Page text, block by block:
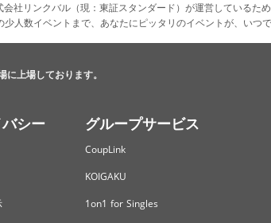
社リンクバル（現：東証スタンダード）が運営しているた
人数イベントまで、あなたにピッタリのイベントが、いつで
上場しております。
シー グループサービス
CoupLink
KOIGAKU
1on1 for Singles